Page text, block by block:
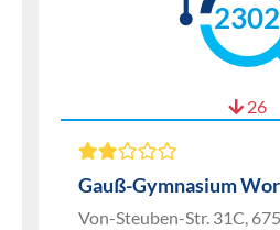
2302
26
Gauß-Gymnasium
Von-Steuben-Str. 31C,